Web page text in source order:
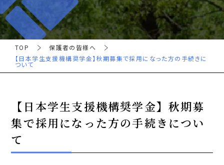
TOP
保護者の皆様へ
【日本学生支援機構奨学金】秋期募集で採用になった方の手続きに
ついて
【日本学生支援機構奨学金】秋期募
集で採用になった方の手続きについ
て